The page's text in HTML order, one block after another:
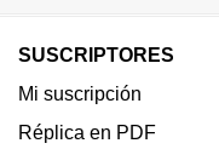
SUSCRIPTORES
Mi suscripción
Réplica en PDF